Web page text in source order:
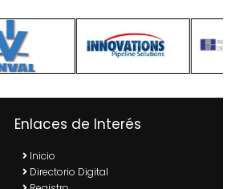
Enlaces de Interés
Inicio
Directorio Digital